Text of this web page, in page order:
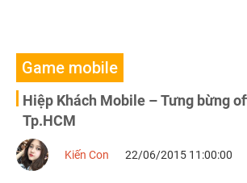
Game mobile
Hiệp Khách Mobile – Tưng bừng
Tp.HCM
Kiến Con 22/06/2015 11:00:00